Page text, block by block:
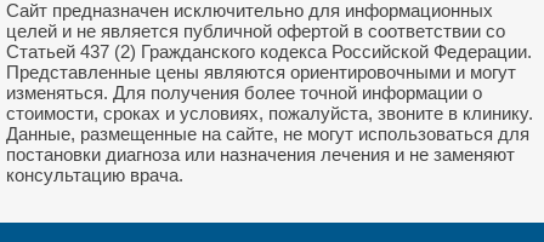
Сайт предназначен исключительно для информационных
целей и не является публичной офертой в соответствии со
Статьей 437 (2) Гражданского кодекса Российской Федерации.
Представленные цены являются ориентировочными и могут
изменяться. Для получения более точной информации о
стоимости, сроках и условиях, пожалуйста, звоните в клинику.
Данные, размещенные на сайте, не могут использоваться для
постановки диагноза или назначения лечения и не заменяют
консультацию врача.